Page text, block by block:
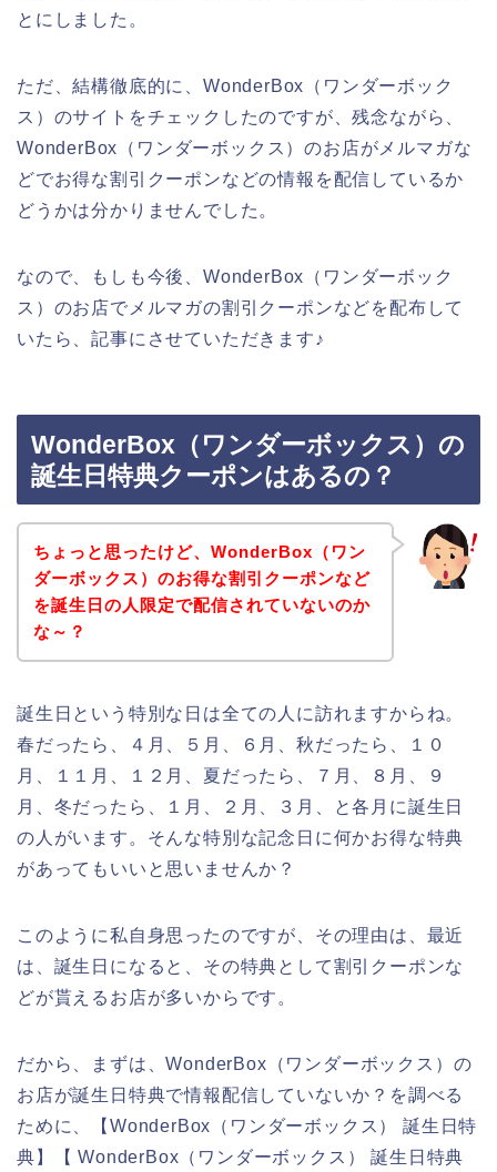
とにしました。
ただ、結構徹底的に、WonderBox（ワンダーボック
ス）のサイトをチェックしたのですが、残念ながら、
WonderBox（ワンダーボックス）のお店がメルマガな
どでお得な割引クーポンなどの情報を配信しているか
どうかは分かりませんでした。
なので、もしも今後、WonderBox（ワンダーボック
ス）のお店でメルマガの割引クーポンなどを配布して
いたら、記事にさせていただきます♪
WonderBox（ワンダーボックス）の
誕生日特典クーポンはあるの？
ちょっと思ったけど、WonderBox（ワン
ダーボックス）のお得な割引クーポンなど
を誕生日の人限定で配信されていないのか
な～？
誕生日という特別な日は全ての人に訪れますからね。
春だったら、４月、５月、６月、秋だったら、１０
月、１１月、１２月、夏だったら、７月、８月、９
月、冬だったら、１月、２月、３月、と各月に誕生日
の人がいます。そんな特別な記念日に何かお得な特典
があってもいいと思いませんか？
このように私自身思ったのですが、その理由は、最近
は、誕生日になると、その特典として割引クーポンな
どが貰えるお店が多いからです。
だから、まずは、WonderBox（ワンダーボックス）の
お店が誕生日特典で情報配信していないか？を調べる
ために、【WonderBox（ワンダーボックス） 誕生日特
典】【 WonderBox（ワンダーボックス） 誕生日特典